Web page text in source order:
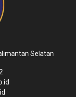
Selatan